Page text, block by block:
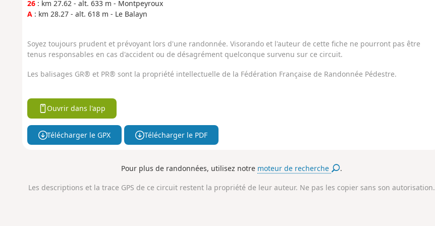
26: km 27.62 - alt. 633 m - Montpeyroux
A: km 28.27 - alt. 618 m - Le Balayn
Soyez toujours prudent et prévoyant lors d'une randonnée. Visorando et l'auteur de cette fiche ne pourront pas être
tenus responsables en cas d'accident ou de désagrément quelconque survenu sur ce circuit.
Les balisages GR® et PR® sont la propriété intellectuelle de la Fédération Française de Randonnée Pédestre.
Ouvrir dans l'app
Télécharger le GPX Télécharger le PDF
Pour plus de randonnées, utilisez notre moteur de recherche .
Les descriptions et la trace GPS de ce circuit restent la propriété de leur auteur. Ne pas les copier sans son autorisation.